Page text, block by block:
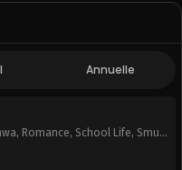
13, 2025
Chapitre 59
Annuelle
, Romance, School Life, Smut,